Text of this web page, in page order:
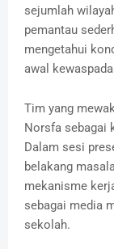
sejumlah
pemantau
mengetahui
awal
Tim yang
Norsfa sebagai
Dalam sesi
belakang
mekanisme
sebagai media
sekolah.